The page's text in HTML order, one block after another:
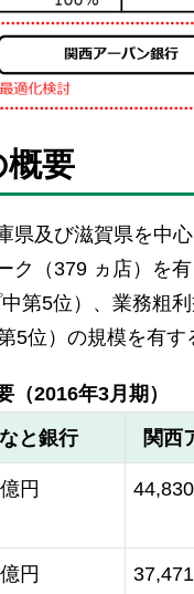
概要
県及び滋賀県を中
ク（379 ヵ店）を
第5位）、業務粗
5位）の規模を有す
（2016年3月期）
と銀行
関西
円
円